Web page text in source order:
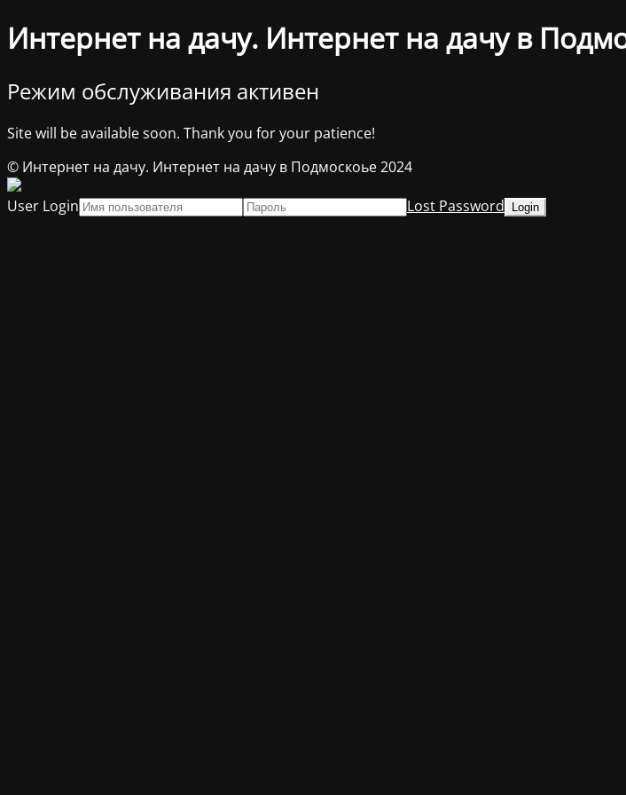
Интернет на дачу. Интернет на дачу в
Режим обслуживания активен
Site will be available soon. Thank you for your patience!
© Интернет на дачу. Интернет на дачу в Подмоскоье 2024
User Login
Lost Password